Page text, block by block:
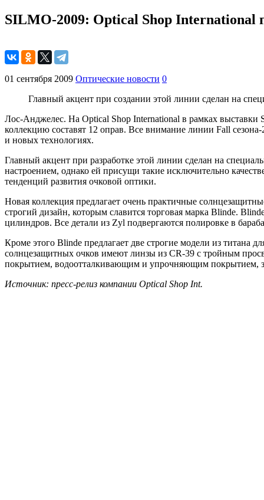
SILMO-2009: Optical Shop International
01 сентября 2009 Оптические новости 0
Главный акцент при создании этой линии сделан на
Лос-Анджелес. На Optical Shop International в рамках выставки
коллекцию составят 12 оправ. Все внимание линии Fall
и новых технологиях.
Главный акцент при разработке этой линии сделан на
настроением, однако ей присущи такие исключительно
тенденций развития очковой оптики.
Новая коллекция предлагает очень практичные
строгий дизайн, которым славится торговая марка Blinde.
цилиндров. Все детали из Zyl подвергаются полировке в
Кроме этого Blinde предлагает две строгие модели из
солнцезащитных очков имеют линзы из CR-39 с тройным
покрытием, водоотталкивающим и упрочняющим
Источник: пресс-релиз компании Optical Shop Int.